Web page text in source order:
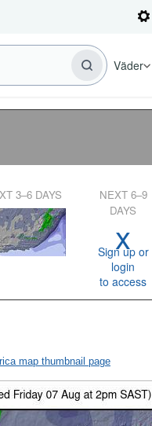
Väder
3–6 DAYS
NEXT 6–9
DAYS
x
Sign up or
login
to access
map thumbnail page